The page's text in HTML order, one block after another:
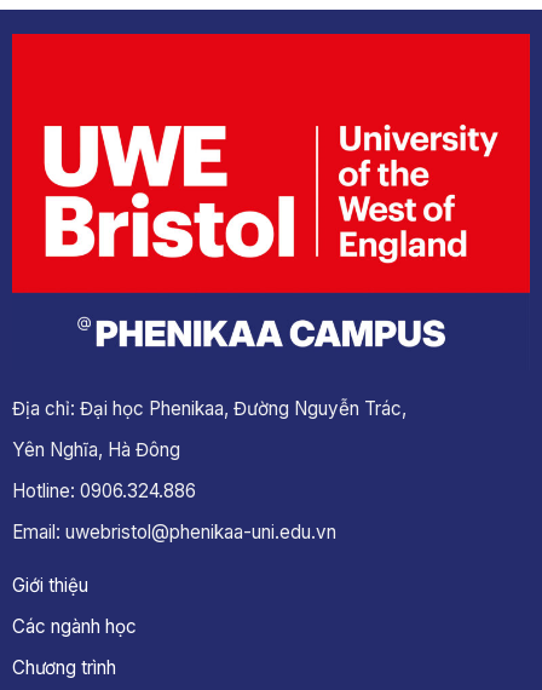
Địa chỉ: Đại học Phenikaa, Đường Nguyễn Trác,
Yên Nghĩa, Hà Đông
Hotline: 0906.324.886
Email: uwebristol@phenikaa-uni.edu.vn
Giới thiệu
Các ngành học
Chương trình